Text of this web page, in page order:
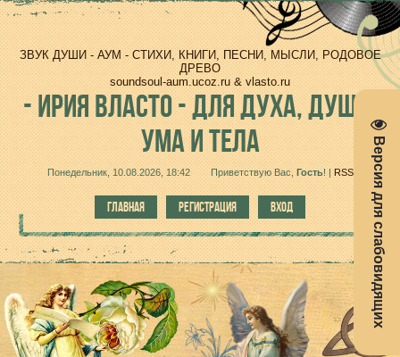
Версия для слабовидящих
ЗВУК ДУШИ - АУМ - СТИХИ, КНИГИ, ПЕСНИ, МЫСЛИ, РОДОВОЕ
ДРЕВО
soundsoul-aum.ucoz.ru & vlasto.ru
-ИРИЯ ВЛАСТО - ДЛЯ ДУХА, ДУШИ,
УМА И ТЕЛА
Понедельник, 10.08.2026, 18:42 Приветствую Вас Гость!| RSS
ГЛАВНАЯ РЕГИСТРАЦИЯ ВХОД